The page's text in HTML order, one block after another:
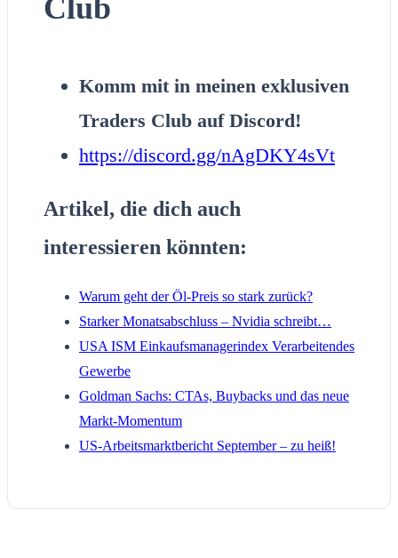
Club
Komm mit in meinen exklusiven
Traders Club auf Discord!
https://discord.gg/nAgDKY4sVt
Artikel, die dich auch
interessieren könnten:
Warum geht der Öl-Preis so stark zurück?
Starker Monatsabschluss – Nvidia schreibt…
USA ISM Einkaufsmanagerindex Verarbeitendes
Gewerbe
Goldman Sachs: CTAs, Buybacks und das neue
Markt-Momentum
US-Arbeitsmarktbericht September – zu heiß!